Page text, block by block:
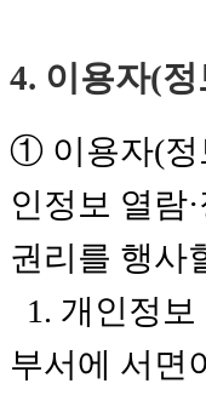
4. 이용자(
① 이용자(정
인정보 열람
권리를 행사
1. 개인정
부서에 서면